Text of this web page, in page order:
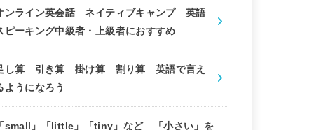
ンライン英会話 ネイティブキャンプ 英語
ピーキング中級者・上級者におすすめ
し算 引き算 掛け算 割り算 英語で言え
ようになろう
small」「little」「tiny」など 「小さい」を